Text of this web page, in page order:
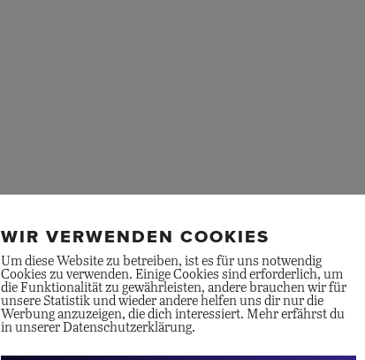
WIR VERWENDEN COOKIES
Um diese Website zu betreiben, ist es für uns notwendig
Cookies zu verwenden. Einige Cookies sind erforderlich, um
die Funktionalität zu gewährleisten, andere brauchen wir für
unsere Statistik und wieder andere helfen uns dir nur die
Werbung anzuzeigen, die dich interessiert. Mehr erfährst du
in unserer Datenschutzerklärung.